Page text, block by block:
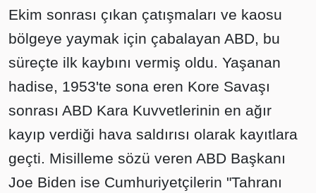
Ekim sonrası çıkan çatışmaları ve kaosu
bölgeye yaymak için çabalayan ABD, bu
süreçte ilk kaybını vermiş oldu. Yaşanan
hadise, 1953'te sona eren Kore Savaşı
sonrası ABD Kara Kuvvetlerinin en ağır
kayıp verdiği hava saldırısı olarak kayıtlara
geçti. Misilleme sözü veren ABD Başkanı
Joe Biden ise Cumhuriyetçilerin "Tahranı